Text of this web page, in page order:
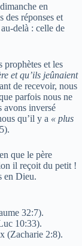
en
des réponses et
delà : celle de
prophètes et les
et qu’ils jeûnaient
de recevoir, nous
parfois nous ne
avons inversé
qu’il y a « plus
que le père
il reçoit du petit !
en Dieu.
32:7).
10:33).
(Zacharie 2:8).